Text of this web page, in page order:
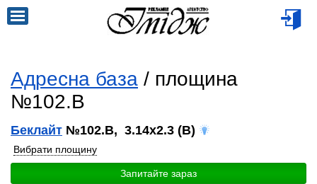
Адресна база / площина
№102.B
Беклайт №102.B, 3.14x2.3 (B)
Вибрати площину
Запитайте зараз